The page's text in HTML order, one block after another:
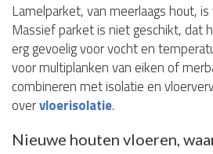
Lamelparket, van meerlaags hout,
Massief parket is niet geschikt, dat
erg gevoelig voor vocht en
voor multiplanken van eiken of
combineren met isolatie en
overvloerisolatie.
Nieuwe houten vloeren,